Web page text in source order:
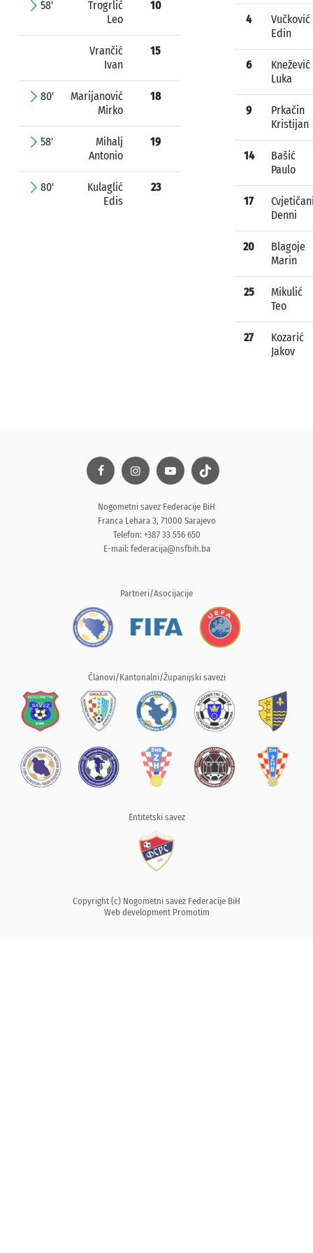
58'
Trogrlić
Leo
10
Vrančić
Ivan
15
80'
Marijanović
Mirko
18
58'
Mihalj
Antonio
19
80'
Kulaglić
Edis
23
4
Vučković
Edin
6
Knežević
Luka
9
Prkačin
Kristijan
14
Bašić
Paulo
17
Denni
20
Blagoje
Marin
25
Mikulić
Teo
27
Kozarić
Jakov
Nogometni savez Federacije BiH
Franca Lehara 3, 71000 Sarajevo
Telefon: +387 33 556 650
E-mail: federacija@nsfbih.ba
Partneri/Asocijacije
Članovi/Kantonalni/Županijski savezi
Entitetski savez
Copyright (c) Nogometni savez Federacije BiH
Web development Promotim